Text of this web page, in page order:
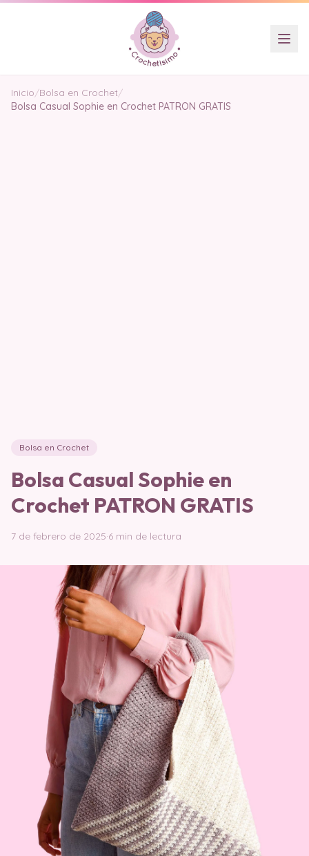
Inicio/Bolsa en Crochet/
Bolsa Casual Sophie en Crochet PATRON GRATIS
Bolsa en Crochet
Bolsa Casual Sophie en
Crochet PATRON GRATIS
7 de febrero de 2025·6 min de lectura